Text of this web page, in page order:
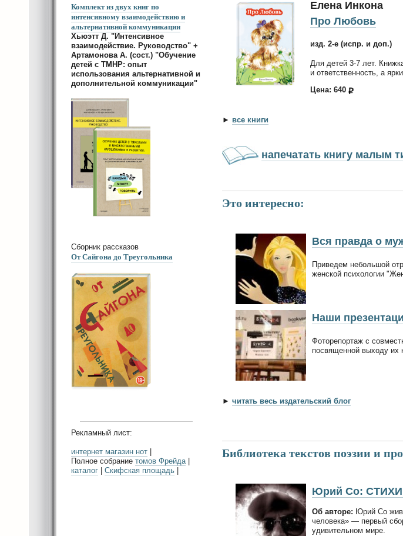
Елена Инкона
Про Любовь
изд. 2-е (испр. и доп.)
Для детей 3-7 лет.
и ответственность, а
Цена: 640
► все книги
напечатать книгу малым
Это интересно:
Вся правда о
Приведем небольшой
женской психологии
Наши
Фоторепортаж с
посвященной выходу их
► читать весь издательский блог
Библиотека текстов поэзии и
Юрий Со:
Об авторе: Юрий Со
человека» — первый
удивительном мире.
Комплект из двух книг по
интенсивному взаимодействию и
альтернативной коммуникации
Хьюэтт Д. "Интенсивное
взаимодействие. Руководство" +
Артамонова А. (сост.) "Обучение
детей с ТМНР: опыт
использования альтернативной и
дополнительной коммуникации"
Сборник рассказов
От Сайгона до Треугольника
Рекламный лист:
интернет магазин нот
Полное собрание томов Фрейда|
каталог
Скифская площадь